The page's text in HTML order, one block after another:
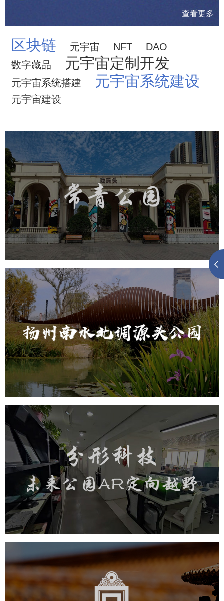
查看更多
区块链 元宇宙 NFT
DAO
数字藏品
元宇宙定制开发
元宇宙系统搭建 元宇宙系统建设
元宇宙建设
武汉常青公园
旅游休闲 智慧公园 智能步道
AR互动大屏
智慧公园综合管理系统
元宇宙定制开发
元宇宙建设
元宇宙平台建设
元宇宙系统搭建
元宇宙系统建设
扬州南水北调源头公园
智慧公园 AR太极 智能语音亭
智能大数据平台
元宇宙定制开发
元宇宙平台建设
元宇宙系统搭建
元宇宙系统建设
元宇宙建设
分形科技未来公园AR定向越野
旅游休闲 小程序开发
AI人工智能技术
元宇宙定制开发
元宇宙网站建设
元宇宙平台建设
元宇宙系统搭建
元宇宙系统建设 元宇宙建设
故宫博物院